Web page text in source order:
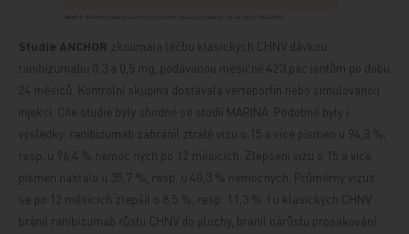
Studie ANCHOR zkoumala léčbu klasických CHNV dávkou
ranibizumabu 0,3 a 0,5 mg, podávanou měsíčně 423 pac ientům po dobu
24 měsíců. Kontrolní skupina dostávala verteporfin nebo simulovanou
injekci. Cíle studie byly shodné se studií MARINA. Podobné byly i
výsledky: ranibizumab zabránil ztrátě vizu o 15 a více písmen u 94,3 %,
resp. u 96,4 % nemoc ných po 12 měsících. Zlepšení vizu o 15 a více
písmen nastalo u 35,7 %, resp. u 40,3 % nemocných. Průměrný vizus
se po 12 měsících zlepšil o 8,5 %, resp. 11,3 %. I u klasických CHNV
bránil ranibizumab růstu CHNV do plochy, bránil nárůstu prosakování